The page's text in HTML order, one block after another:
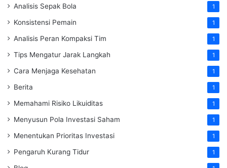
Analisis Sepak Bola 1
Konsistensi Pemain 1
Analisis Peran Kompaksi Tim 1
Tips Mengatur Jarak Langkah 1
Cara Menjaga Kesehatan 1
Berita 1
Memahami Risiko Likuiditas 1
Menyusun Pola Investasi Saham 1
Menentukan Prioritas Investasi 1
Pengaruh Kurang Tidur 1